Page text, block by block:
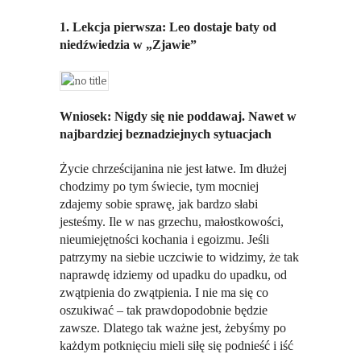
1. Lekcja pierwsza: Leo dostaje baty od
niedźwiedzia w „Zjawie”
Wniosek: Nigdy się nie poddawaj. Nawet w
najbardziej beznadziejnych sytuacjach
Życie chrześcijanina nie jest łatwe. Im dłużej
chodzimy po tym świecie, tym mocniej
zdajemy sobie sprawę, jak bardzo słabi
jesteśmy. Ile w nas grzechu, małostkowości,
nieumiejętności kochania i egoizmu. Jeśli
patrzymy na siebie uczciwie to widzimy, że tak
naprawdę idziemy od upadku do upadku, od
zwątpienia do zwątpienia. I nie ma się co
oszukiwać – tak prawdopodobnie będzie
zawsze. Dlatego tak ważne jest, żebyśmy po
każdym potknięciu mieli siłę się podnieść i iść